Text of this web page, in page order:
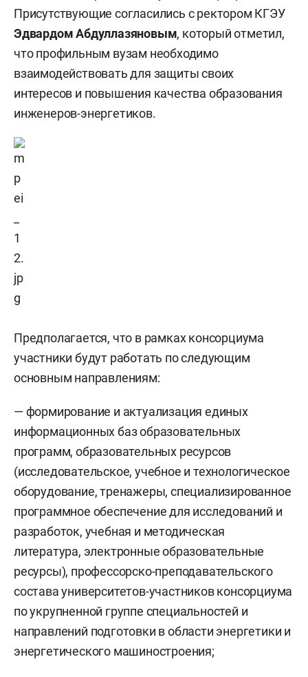
Присутствующие согласились с ректором КГЭУ
Эдвардом Абдуллазяновым, который отметил,
что профильным вузам необходимо
взаимодействовать для защиты своих
интересов и повышения качества образования
инженеров-энергетиков.
Предполагается, что в рамках консорциума
участники будут работать по следующим
основным направлениям:
— формирование и актуализация единых
информационных баз образовательных
программ, образовательных ресурсов
(исследовательское, учебное и технологическое
оборудование, тренажеры, специализированное
программное обеспечение для исследований и
разработок, учебная и методическая
литература, электронные образовательные
ресурсы), профессорско-преподавательского
состава университетов-участников консорциума
по укрупненной группе специальностей и
направлений подготовки в области энергетики и
энергетического машиностроения;